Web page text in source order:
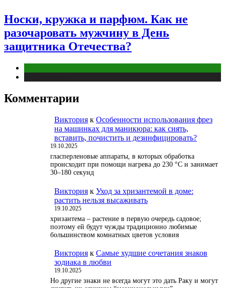
Носки, кружка и парфюм. Как не
разочаровать мужчину в День
защитника Отечества?
Комментарии
Виктория к Особенности использования фрез
на машинках для маникюра: как снять,
вставить, почистить и дезинфицировать?
19.10.2025
гласперленовые аппараты, в которых обработка
происходит при помощи нагрева до 230 °С и занимает
30–180 секунд
Виктория к Уход за хризантемой в доме:
растить нельзя высаживать
19.10.2025
хризантема – растение в первую очередь садовое;
поэтому ей будут чужды традиционно любимые
большинством комнатных цветов условия
Виктория к Самые худшие сочетания знаков
зодиака в любви
19.10.2025
Но другие знаки не всегда могут это дать Раку и могут